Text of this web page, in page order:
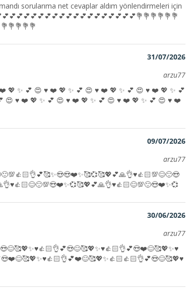
sorularıma net cevaplar aldım yönlendirmeleri için
31/07/2026
arzu77
💖 ✨️ 💕 😍 ♥️ ❤️ 💖 ✨️ 💕 😍 ♥️ ❤️ 💖 ✨️ 💕 😍 ♥️ ❤️ 💖 ✨️ 💕
😍 ♥️ ❤️ 💖 ✨️ 💕 😍 ♥️ ❤️ 💖 ✨️ 💕 😍 ♥️ ❤️ 💖 ✨️ 💕 😍 ♥️ ❤️
09/07/2026
arzu77
30/06/2026
arzu77